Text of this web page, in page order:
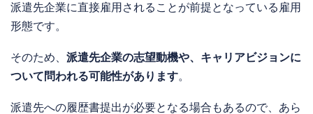
派遣先企業に直接雇用されることが前提となっている雇用
形態です。
そのため、 派遣先企業の志望動機や、キャリアビジョンに
ついて問われる可能性があります。
派遣先への履歴書提出が必要となる場合もあるので、あら